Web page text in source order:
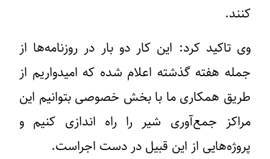
کنند.
وی تاکید کرد: این کار دو بار در روزنامه‌ها از
جمله هفته گذشته اعلام شده که امیدواریم از
طریق همکاری ما با بخش خصوصی بتوانیم این
مراکز جمع‌آوری شیر را راه اندازی کنیم و
پروژه‌هایی از این قبیل در دست اجراست.